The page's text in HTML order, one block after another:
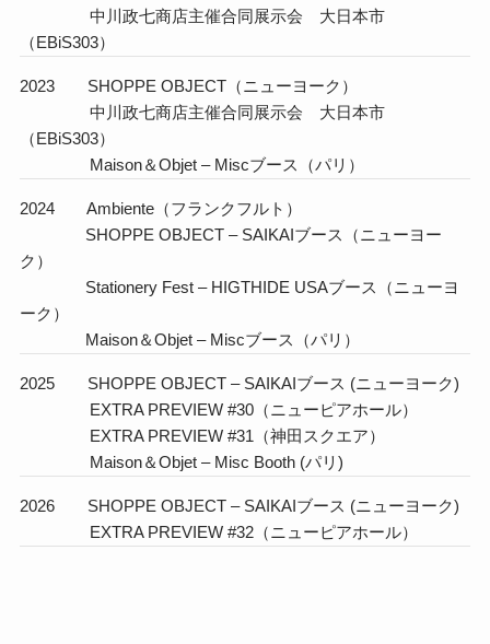
中川政七商店主催合同展示会 大日本市
（EBiS303）
2023 SHOPPE OBJECT（ニューヨーク）
中川政七商店主催合同展示会 大日本市
（EBiS303）
Maison＆Objet – Miscブース（パリ）
2024 Ambiente（フランクフルト）
SHOPPE OBJECT – SAIKAIブース（ニューヨー
ク）
Stationery Fest – HIGTHIDE USAブース（ニューヨ
ーク）
Maison＆Objet – Miscブース（パリ）
2025 SHOPPE OBJECT – SAIKAIブース (ニューヨーク)
EXTRA PREVIEW #30（ニューピアホール）
EXTRA PREVIEW #31（神田スクエア）
Maison＆Objet – Misc Booth (パリ)
2026 SHOPPE OBJECT – SAIKAIブース (ニューヨーク)
EXTRA PREVIEW #32（ニューピアホール）